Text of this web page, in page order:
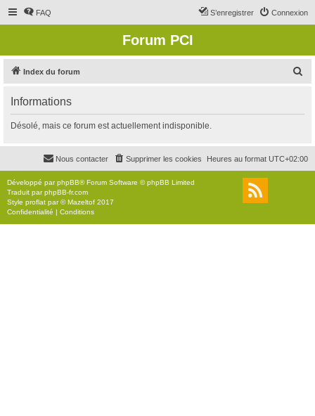
FAQ Connexion
S’enregistrer
Forum PCI
Index du forum
r
c
r
Informations
Désolé, mais ce forum est actuellement indisponible.
Heures au format UTC+02:00
Supprimer les cookies
Nous contacter
Développé parphpBB® Forum Software © phpBB Limited
Traduit parphpBB-fr.com
Style proflat par ©Mazeltof 2017
Confidentialité | Conditions